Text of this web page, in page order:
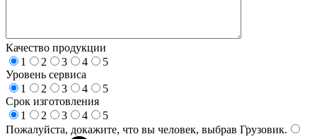
Качество продукции
1
2 3 4
5
Уровень сервиса
1
2 3 4
5
Срок изготовления
1
2 3 4
5
Пожалуйста, докажите, что вы человек, выбрав Грузовик.